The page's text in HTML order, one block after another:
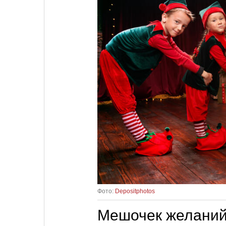
Фото: Depositphotos
Мешочек